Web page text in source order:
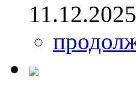
11.12.2025